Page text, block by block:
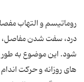
روماتیسم و التهاب
درد، سفت شدن مفاصل،
شود. این موضوع به
های روزانه و حرکت